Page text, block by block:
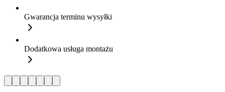
Gwarancja terminu wysyłki
Dodatkowa usługa montażu